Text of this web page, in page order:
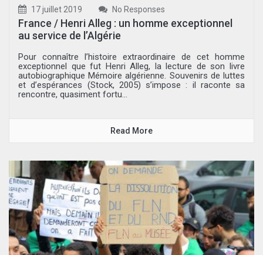
17 juillet 2019 No Responses
France / Henri Alleg : un homme exceptionnel
au service de l’Algérie
Pour connaître l’histoire extraordinaire de cet homme
exceptionnel que fut Henri Alleg, la lecture de son livre
autobiographique Mémoire algérienne. Souvenirs de luttes
et d’espérances (Stock, 2005) s’impose : il raconte sa
rencontre, quasiment fortu...
Read More